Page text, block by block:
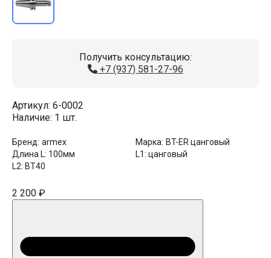
Получить консультацию:
+7 (937) 581-27-96
Артикул: 6-0002
Наличие: 1 шт.
Бренд: armex Марка: BT-ER цанговый
Длина L: 100мм L1: цанговый
L2: BT40
2 200 ₽